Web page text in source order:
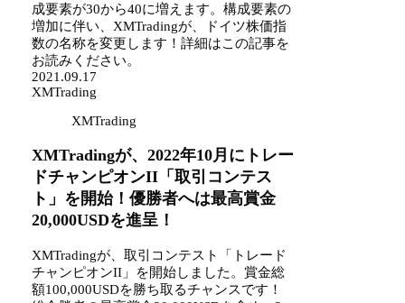
成要素が30から40に増えます。構成要素の
増加に伴い、XMTradingが、ドイツ株価指
数の名称を変更します！詳細はこの記事を
お読みください。
2021.09.17
XMTrading
XMTrading
XMTradingが、2022年10月にトレー
ドチャンピオンII「取引コンテス
ト」を開始！優勝者へは最高賞金
20,000USDを進呈！
XMTradingが、取引コンテスト「トレード
チャンピオンII」を開始しました。賞金総
額100,000USDを勝ち取るチャンスです！